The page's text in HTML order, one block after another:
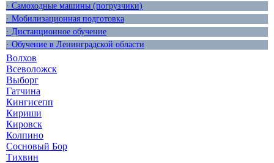
· Самоходные машины (погрузчики)
· Мобилизационная подготовка
· Дистанционное обучение
· Обучение в Ленинградской области
Волхов
Всеволожск
Выборг
Гатчина
Кингисепп
Кириши
Кировск
Колпино
Сосновый Бор
Тихвин